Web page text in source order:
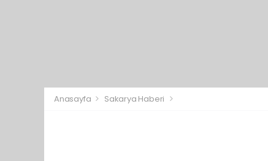
Anasayfa Sakarya Haberi